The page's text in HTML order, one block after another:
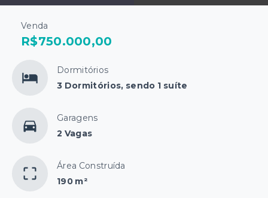
Venda
R$750.000,00
Dormitórios
3 Dormitórios, sendo 1 suíte
Garagens
2 Vagas
Área Construída
190 m²